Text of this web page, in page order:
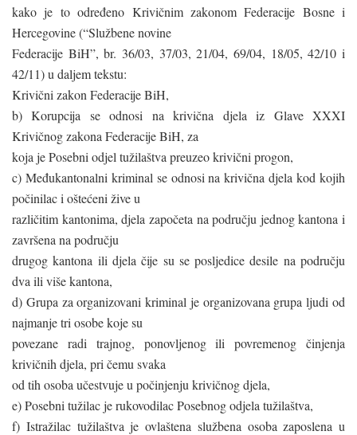
kako je to određeno Krivičnim zakonom Federacije Bosne i
Hercegovine (“Službene novine
Federacije BiH”, br. 36/03, 37/03, 21/04, 69/04, 18/05, 42/10 i
42/11) u daljem tekstu:
Krivični zakon Federacije BiH,
b) Korupcija se odnosi na krivična djela iz Glave XXXI
Krivičnog zakona Federacije BiH, za
koja je Posebni odjel tužilaštva preuzeo krivični progon,
c) Međukantonalni kriminal se odnosi na krivična djela kod kojih
počinilac i oštećeni žive u
različitim kantonima, djela započeta na području jednog kantona i
završena na području
drugog kantona ili djela čije su se posljedice desile na području
dva ili više kantona,
d) Grupa za organizovani kriminal je organizovana grupa ljudi od
najmanje tri osobe koje su
povezane radi trajnog, ponovljenog ili povremenog činjenja
krivičnih djela, pri čemu svaka
od tih osoba učestvuje u počinjenju krivičnog djela,
e) Posebni tužilac je rukovodilac Posebnog odjela tužilaštva,
f) Istražilac tužilaštva je ovlaštena službena osoba zaposlena u